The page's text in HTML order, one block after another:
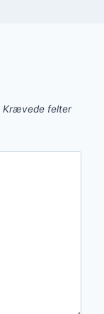
Krævede felter